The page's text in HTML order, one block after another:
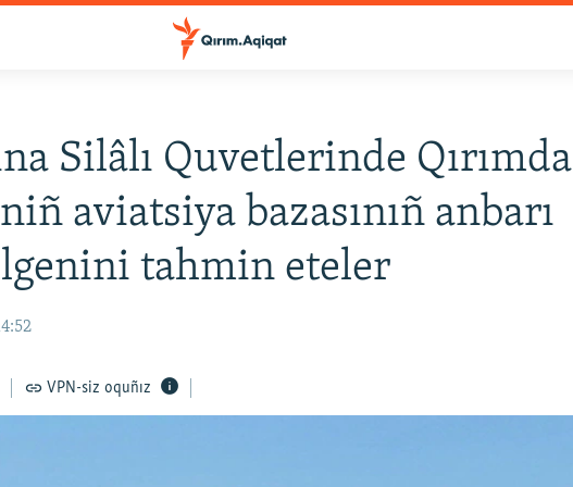
Silâlı Quvetlerinde Qırımda
aviatsiya bazasınıñ anbarı
tahmin eteler
VPN-siz oquñız